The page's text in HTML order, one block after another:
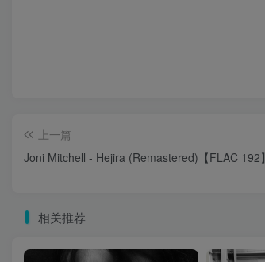
上一篇
Joni Mitchell - Hejira (Remastered)【FLAC 192】
相关推荐